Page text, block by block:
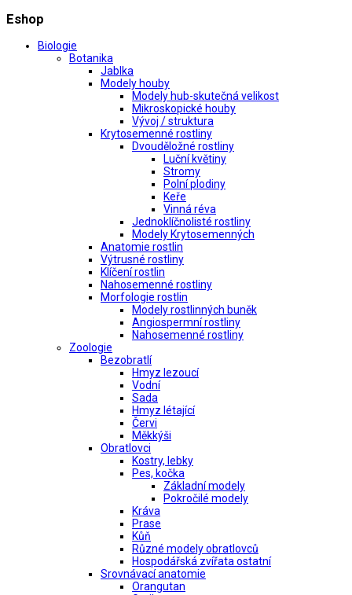
Eshop
Biologie
Botanika
Jablka
Modely houby
Modely hub-skutečná velikost
Mikroskopické houby
Vývoj / struktura
Krytosemenné rostliny
Dvouděložné rostliny
Luční květiny
Stromy
Polní plodiny
Keře
Vinná réva
Jednoklíčnolisté rostliny
Modely Krytosemenných
Anatomie rostlin
Výtrusné rostliny
Klíčení rostlin
Nahosemenné rostliny
Morfologie rostlin
Modely rostlinných buněk
Angiospermní rostliny
Nahosemenné rostliny
Zoologie
Bezobratlí
Hmyz lezoucí
Vodní
Sada
Hmyz létající
Červi
Měkkýši
Obratlovci
Kostry, lebky
Pes, kočka
Základní modely
Pokročilé modely
Kráva
Prase
Kůň
Různé modely obratlovců
Hospodářská zvířata ostatní
Srovnávací anatomie
Orangutan